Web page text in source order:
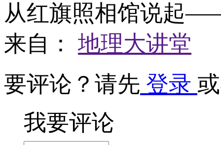
从红旗照相馆说起
来自： 地理大讲堂
要评论？请先 登录
我要评论